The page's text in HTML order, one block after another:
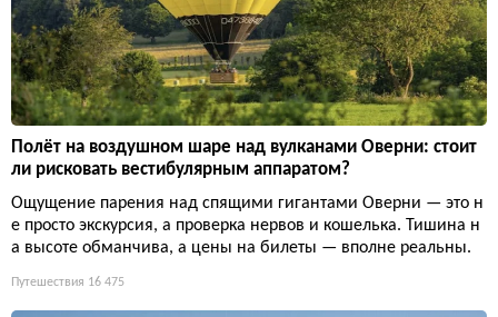
Полёт на воздушном шаре над вулканами Оверни: стоит
ли рисковать вестибулярным аппаратом?
Ощущение парения над спящими гигантами Оверни — это н
е просто экскурсия, а проверка нервов и кошелька. Тишина н
а высоте обманчива, а цены на билеты — вполне реальны.
Путешествия 16 475